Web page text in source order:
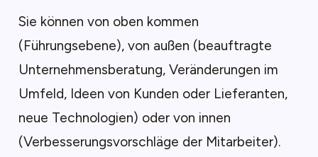
Sie können von oben kommen
(Führungsebene), von außen (beauftragte
Unternehmensberatung, Veränderungen im
Umfeld, Ideen von Kunden oder Lieferanten,
neue Technologien) oder von innen
(Verbesserungsvorschläge der Mitarbeiter).